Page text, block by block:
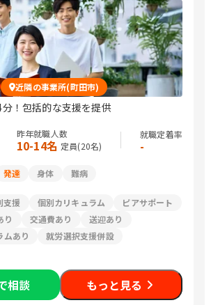
近隣の事業所(町田市)
！包括的な支援を提供
昨年就職人数
10-14名 定員(20名)
就職定着率
-
発達 身体
難病
支援 個別カリキュラム
ピアサポート
り 交通費あり
送迎あり
ムあり
就労選択支援併設
相談 もっと見る